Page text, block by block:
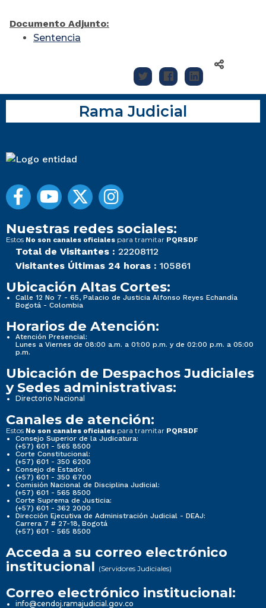
Documento Adjunto:
Sentencia
Rama Judicial
Nuestras redes sociales:
Estos No son canales oficiales para tramitar PQRSDF
Total de Visitantes : 22208112
Visitantes Últimas 24 horas : 105861
Ubicación Altas Cortes:
Calle 12 No 7 - 65, Palacio de Justicia Alfonso Reyes Echandía
Bogotá - Colombia
Horarios de Atención:
Atención Presencial:
Lunes a Viernes de 08:00 a.m. a 01:00 p.m. y de 02:00 p.m. a 05:00
p.m.
Ubicación de Despachos Judiciales
y Sedes administrativas:
Directorio Nacional
Canales de atención:
Estos No son canales oficiales para tramitar PQRSDF
Consejo Superior de la Judicatura:
(+57) 601 - 565 8500
Corte Constitucional:
(+57) 601 - 350 6200
Consejo de Estado:
(+57) 601 - 350 6700
Comisión Nacional de Disciplina Judicial:
(+57) 601 - 565 8500
Corte Suprema de Justicia:
(+57) 601 - 362 2000
Dirección Ejecutiva de Administración Judicial - DEAJ:
Carrera 7 # 27-18, Bogotá
(+57) 601 - 565 8500
Acceda a su correo electrónico
institucional (Servidores Judiciales)
Correo electrónico institucional:
info@cendoj.ramajudicial.gov.co